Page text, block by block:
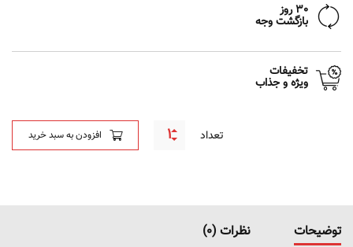
30 روز
بازگشت وجه
تخفیفات
ویژه و جذاب
تعداد افزودن به سبد خرید
توضیحات نظرات (0)